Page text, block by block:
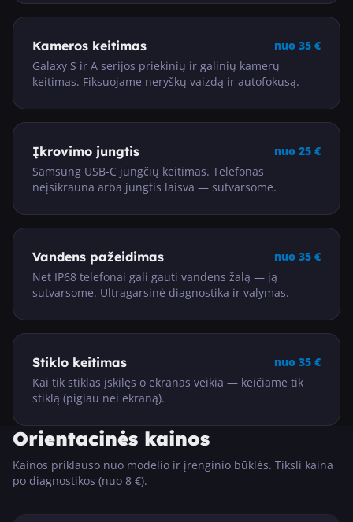
Kameros keitimas nuo 35 €
Galaxy S ir A serijos priekinių ir galinių kamerų
keitimas. Fiksuojame neryškų vaizdą ir autofokusą.
Įkrovimo jungtis nuo 25 €
Samsung USB-C jungčių keitimas. Telefonas
neįsikrauna arba jungtis laisva — sutvarsome.
Vandens pažeidimas nuo 35 €
Net IP68 telefonai gali gauti vandens žalą — ją
sutvarsome. Ultragarsinė diagnostika ir valymas.
Stiklo keitimas nuo 35 €
Kai tik stiklas įskilęs o ekranas veikia — keičiame tik
stiklą (pigiau nei ekraną).
Orientacinės kainos
Kainos priklauso nuo modelio ir įrenginio būklės. Tiksli kaina
po diagnostikos (nuo 8 €).